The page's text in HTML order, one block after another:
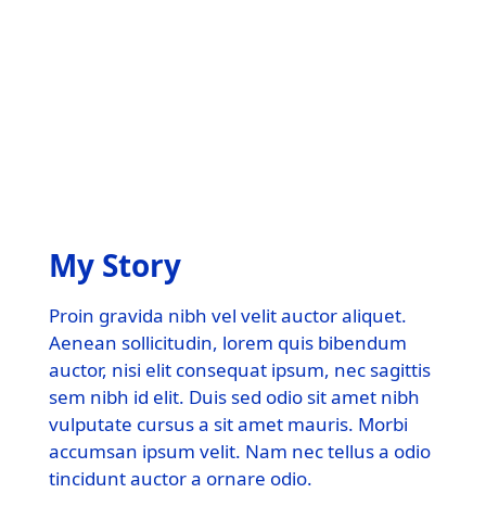
My Story
Proin gravida nibh vel velit auctor aliquet.
Aenean sollicitudin, lorem quis bibendum
auctor, nisi elit consequat ipsum, nec sagittis
sem nibh id elit. Duis sed odio sit amet nibh
vulputate cursus a sit amet mauris. Morbi
accumsan ipsum velit. Nam nec tellus a odio
tincidunt auctor a ornare odio.